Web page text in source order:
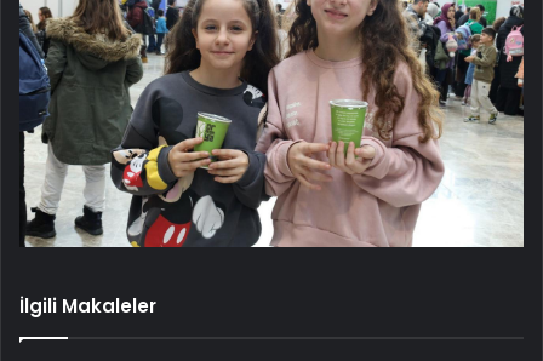
İlgili Makaleler